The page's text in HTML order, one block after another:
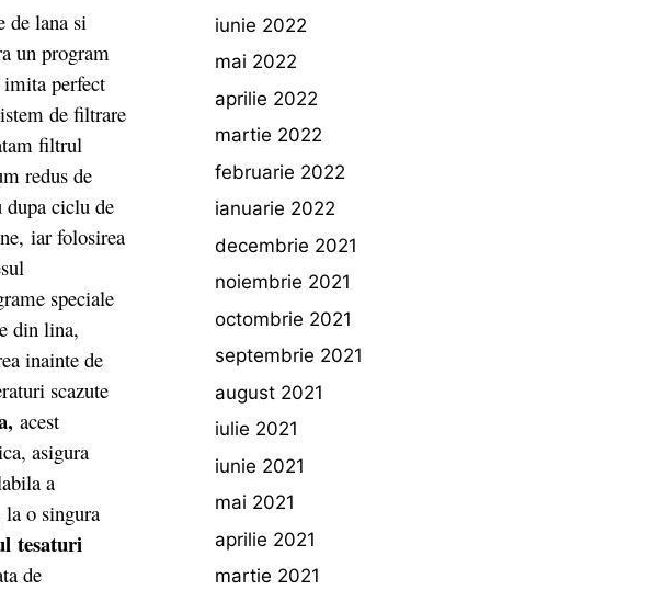
de lana si
un program
imita perfect
de filtrare
filtrul
redus de
dupa ciclu de
iar folosirea
speciale
din lina,
inainte de
scazute
acest
asigura
a
o singura
tesaturi
de
iunie 2022
mai 2022
aprilie 2022
martie 2022
februarie 2022
ianuarie 2022
decembrie 2021
noiembrie 2021
octombrie 2021
septembrie 2021
august 2021
iulie 2021
iunie 2021
mai 2021
aprilie 2021
martie 2021